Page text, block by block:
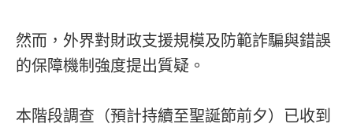
然而，外界對財政支援規模及防範詐騙與錯誤
的保障機制強度提出質疑。
本階段調查（預計持續至聖誕節前夕）已收到